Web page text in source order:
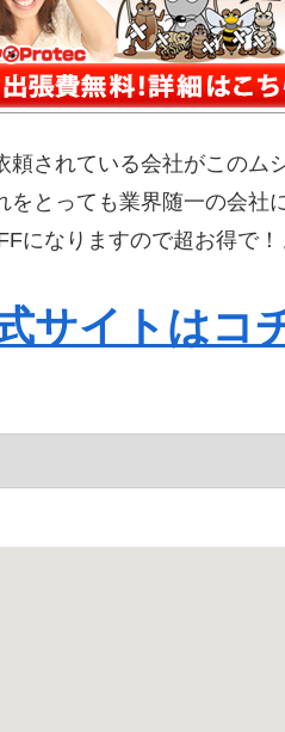
頼されている会社がこのム
とっても業界随一の会社
になりますので超お得で！
サイトはコ